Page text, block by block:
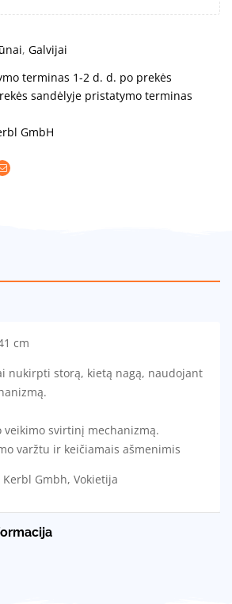
, Galvijai
terminas 1-2 d. d. po prekės
sandėlyje pristatymo terminas
GmbH
Email
cm
nukirpti storą, kietą nagą, naudojant
veikimo svirtinį mechanizmą.
varžtu ir keičiamais ašmenimis
Gmbh, Vokietija